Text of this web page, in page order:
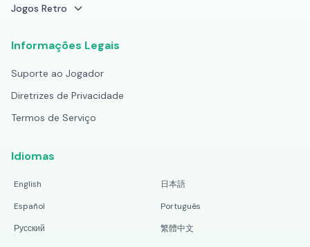
Jogos Retro
Informações Legais
Suporte ao Jogador
Diretrizes de Privacidade
Termos de Serviço
Idiomas
English
日本語
Español
Português
Русский
繁體中文